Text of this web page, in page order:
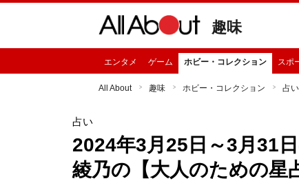
趣味
エンタメ ゲーム ホビー・コレクション スポ
All About 趣味 ホビー・コレクション 占い
占い
2024年3月25日～3月31
綾乃の【大人のための星